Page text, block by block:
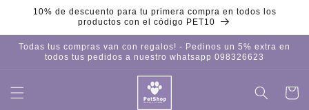
directamente
10% de descuento para tu primera compra en todos los
productos con el código PET10
Todas tus compras van con regalos! - Pedinos un 5% extra en
todos tus pedidos a nuestro whatsapp 098326623
Iniciar
Carrito